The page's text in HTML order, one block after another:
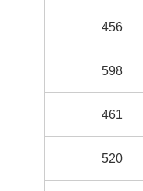
456
598
461
520